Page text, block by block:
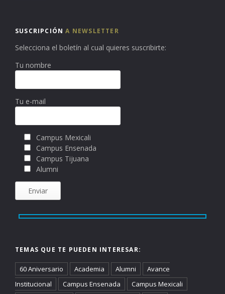
SUSCRIPCIÓNA NEWSLETTER
Selecciona el boletín al cual quieres suscribirte:
Tu nombre
Tu e-mail
Campus Mexicali
Campus Ensenada
Campus Tijuana
Alumni
TEMAS QUE TE PUEDEN INTERESAR:
60 Aniversario Academia Alumni
Avance
Institucional
Campus Ensenada
Campus Mexicali